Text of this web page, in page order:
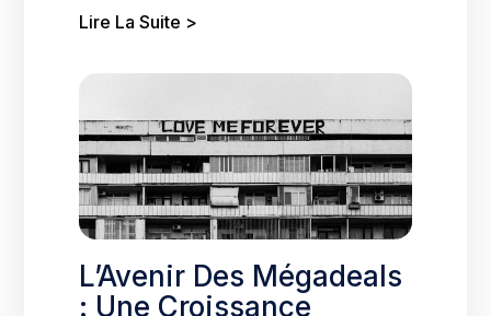
Lire La Suite >
L’Avenir Des Mégadeals
: Une Croissance